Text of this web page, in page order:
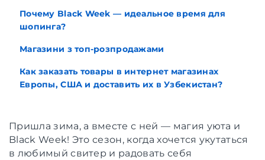
Почему Black Week — идеальное время для
шопинга?
Магазини з топ-розпродажами
Как заказать товары в интернет магазинах
Европы, США и доставить их в Узбекистан?
Пришла зима, а вместе с ней — магия уюта и
Black Week! Это сезон, когда хочется укутаться
в любимый свитер и радовать себя